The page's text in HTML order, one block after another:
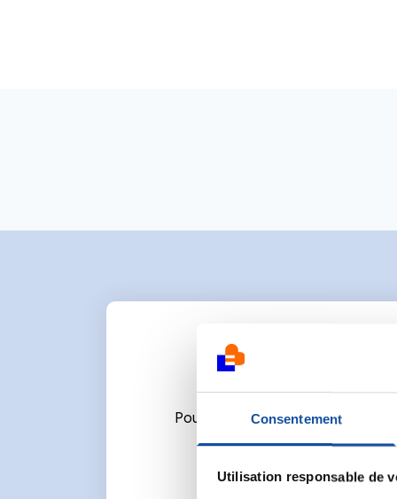
Consentement
Utilisation responsable de
Pour écrire un commentaire ou